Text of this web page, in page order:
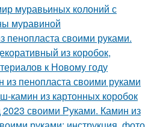
муравьиных колоний с
муравиной
пенопласта своими руками.
из коробок,
к Новому году
из пенопласта своими руками
камин из картонных коробок
своими Руками. Камин из